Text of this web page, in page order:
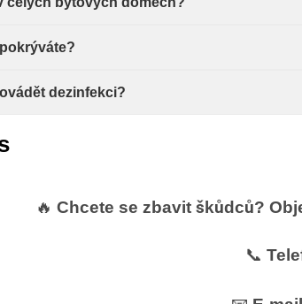
dezinfekci?
🔥 Chcete se zbavit škůdců?
📞